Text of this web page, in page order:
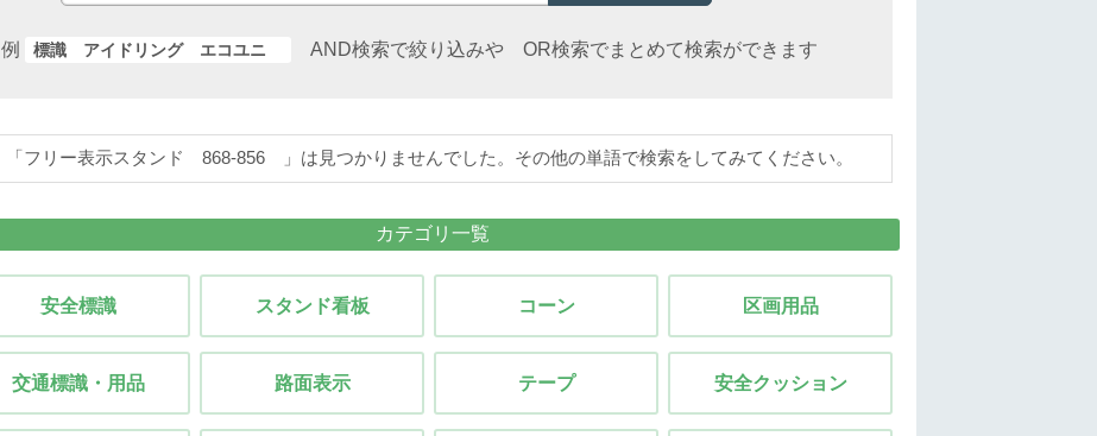
例 標識 アイドリング エコユニ AND検索で絞り込みや OR検索でまとめて検索ができます
「フリー表示スタンド 868-856 」は見つかりませんでした。その他の単語で検索をしてみてください。
カテゴリ一覧
安全標識 スタンド看板 コーン 区画用品
交通標識・用品 路面表示 テープ 安全クッション